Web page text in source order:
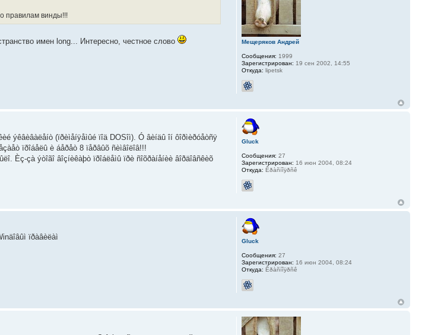
правилам винды!!!
имен long... Интересно, честное слово Мещеряков Андрей
Сообщения: 1999
Зарегистрирован: 19 сен 2002, 14:55
Откуда: lipetsk
ýêâèâàëåíò (ïðèìåíÿåìûé ïîä DOSîì). Ó âèíäû îí ôîðìèðóåòñÿ
ïðîáåëû è áåðåò 8 ïåðâûõ ñèìâîëîâ!!!
Èç-çà ýòîãî âîçíèêàþò ïðîáëåìû ïðè ñîõðàíåíèè âîðäîâñêèõ
Gluck
Сообщения: 27
Зарегистрирован: 16 июн 2004, 08:24
Откуда: Êðàñíîÿðñê
ïðàâèëàì Gluck
Сообщения: 27
Зарегистрирован: 16 июн 2004, 08:24
Откуда: Êðàñíîÿðñê